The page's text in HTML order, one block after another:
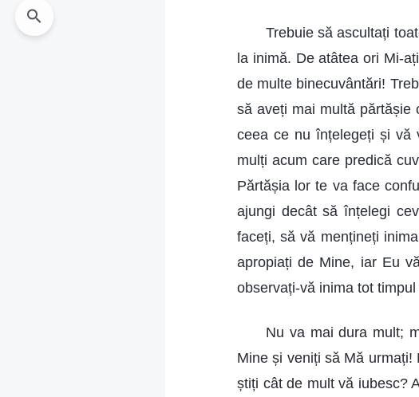
Trebuie să ascultați
la inimă. De atâtea ori Mi-
de multe binecuvântări!
să aveți mai multă
ceea ce nu înțelegeți și vă
mulți acum care predică
Părtășia lor te va face
ajungi decât să înțelegi
faceți, să vă mențineți
apropiați de Mine, iar Eu
observați-vă inima tot
Nu va mai dura mult;
Mine și veniți să Mă
știți cât de mult vă iubesc?